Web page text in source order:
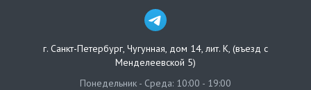
г. Санкт-Петербург, Чугунная, дом 14, лит. К, (въезд с
Менделеевской 5)
Понедельник - Среда: 10:00 - 19:00